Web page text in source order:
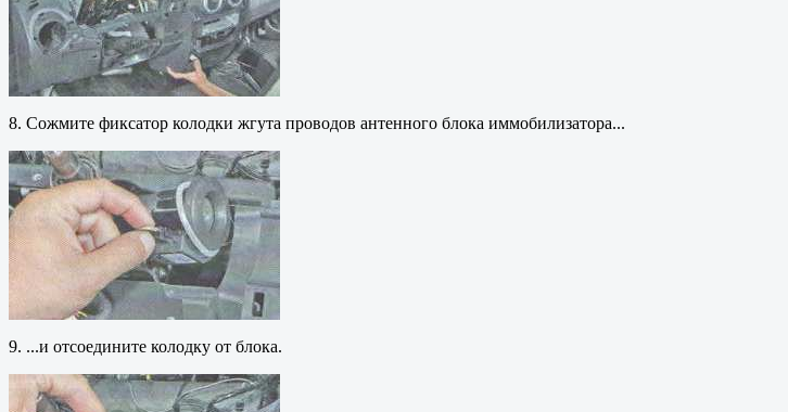
8. Сожмите фиксатор колодки жгута проводов антенного блока иммобилизатора...
9. ...и отсоедините колодку от блока.